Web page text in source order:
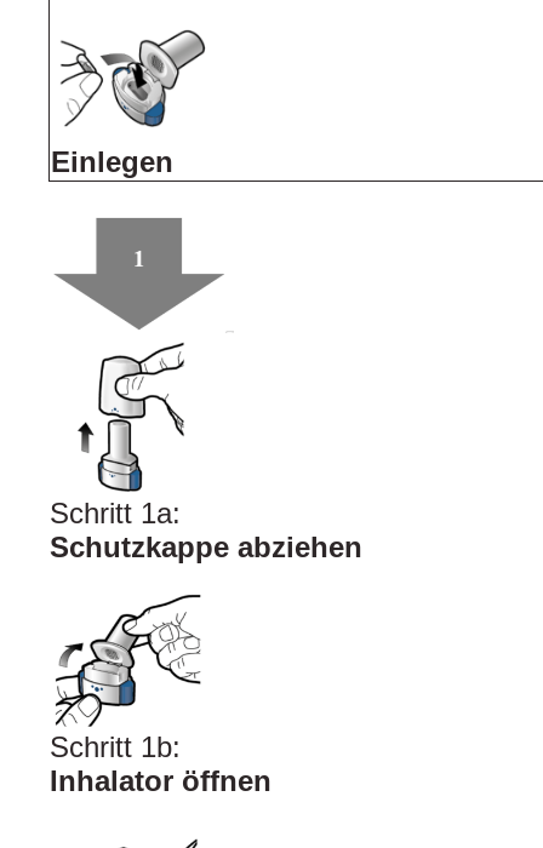
Einlegen
Schritt 1a:
Schutzkappe abziehen
Schritt 1b:
Inhalator öffnen